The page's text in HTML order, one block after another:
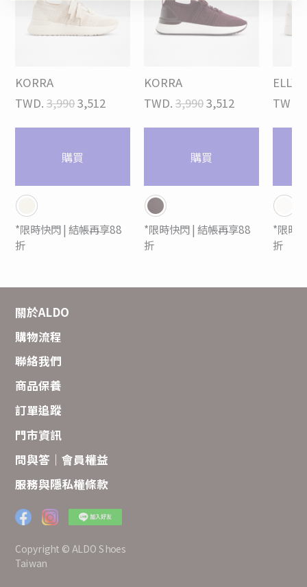
KORRA
TWD. 3,9903,512
購買
*限時快閃 | 結帳再享88
折
KORRA
TWD. 3,9903,512
購買
*限時快閃 | 結帳再享88
折
TWD.
*限時
折
關於ALDO
購物流程
聯絡我們
商品保養
訂單追蹤
門市資訊
問與答｜會員權益
服務與隱私權條款
Copyright © ALDO Shoes
Taiwan